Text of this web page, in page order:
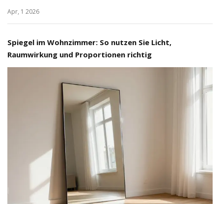
Apr, 1 2026
Spiegel im Wohnzimmer: So nutzen Sie Licht,
Raumwirkung und Proportionen richtig